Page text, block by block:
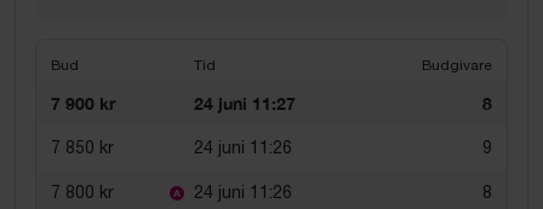
Bud Tid Budgivare
7 900 kr 24 juni 11:27 8
7 850 kr 24 juni 11:26 9
7 800 kr 24 juni 11:26 8